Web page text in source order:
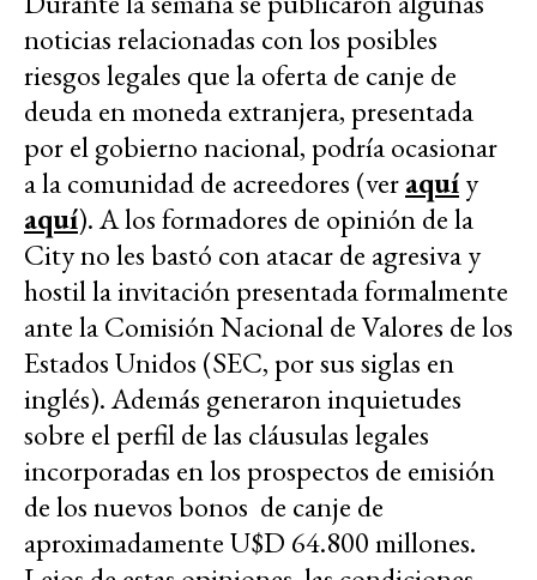
noticias relacionadas con los posibles
riesgos legales que la oferta de canje de
deuda en moneda extranjera, presentada
por el gobierno nacional, podría ocasionar
a la comunidad de acreedores (veraquíy
aquí). A los formadores de opinión de la
City no les bastó con atacar de agresiva y
hostil la invitación presentada formalmente
ante la Comisión Nacional de Valores de los
Estados Unidos (SEC, por sus siglas en
inglés). Además generaron inquietudes
sobre el perfil de las cláusulas legales
incorporadas en los prospectos de emisión
de los nuevos bonos de canje de
aproximadamente U$D 64.800 millones.